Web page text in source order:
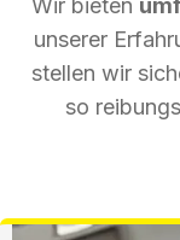
Wir bieten
unserer
stellen wir
so